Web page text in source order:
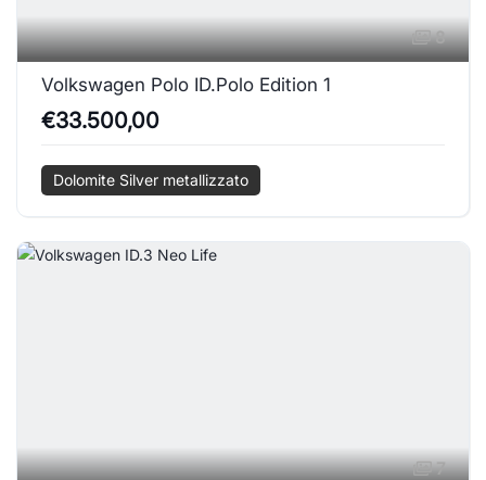
8
Volkswagen Polo ID.Polo Edition 1
€33.500,00
Dolomite Silver metallizzato
7